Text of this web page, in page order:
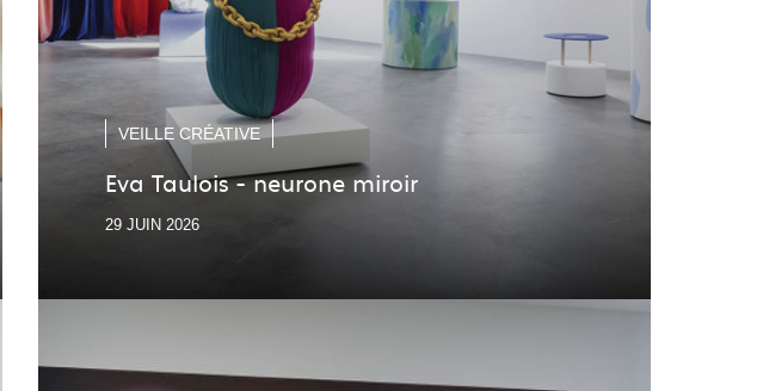
VEILLE CRÉATIVE
Eva Taulois - neurone miroir
29 JUIN 2026